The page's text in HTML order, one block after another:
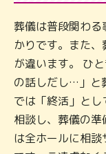
葬儀は普段関わ
かりです。また
が違います。 ひ
の話しだし…」と
では「終活」と
相談し、葬儀の
は全ホールに相